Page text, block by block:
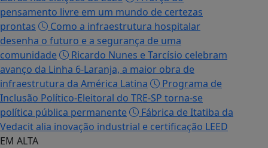
pensamento livre em um mundo de certezas
prontas
Como a infraestrutura hospitalar
desenha o futuro e a segurança de uma
comunidade
Ricardo Nunes e Tarcísio celebram
avanço da Linha 6-Laranja, a maior obra de
infraestrutura da América Latina
Programa de
Inclusão Político-Eleitoral do TRE-SP torna-se
política pública permanente
Fábrica de Itatiba da
Vedacit alia inovação industrial e certificação LEED
EM ALTA